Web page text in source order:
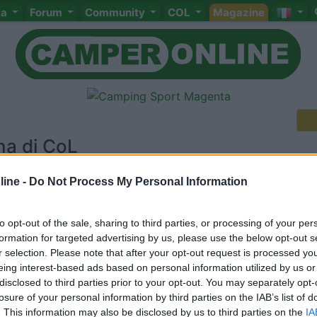
- Do Not Process My Personal Information
opt-out of the sale, sharing to third parties, or processing of your
for targeted advertising by us, please use the below opt-out
selection. Please note that after your opt-out request is processed
interest-based ads based on personal information utilized by us
to third parties prior to your opt-out. You may separately
of your personal information by third parties on the IAB’s list of
This information may also be disclosed by us to third parties on the
Forum Community COL Magazine
di CoL
Attivi
< 1 >